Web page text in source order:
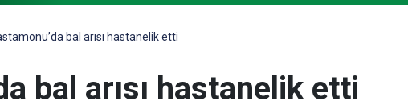
bal arısı hastanelik etti
bal arısı hastanelik etti